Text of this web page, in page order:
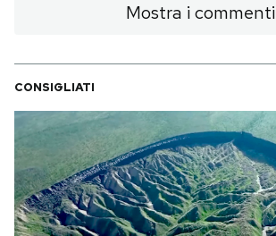
Mostra i commenti
CONSIGLIATI